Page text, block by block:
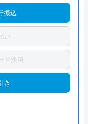
振込
い
ド決済
き